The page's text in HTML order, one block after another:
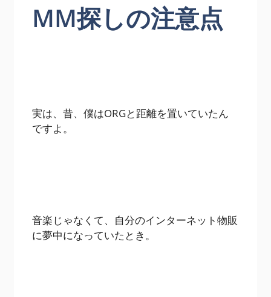
MM探しの注意点
実は、昔、僕はORGと距離を置いていたん
ですよ。
音楽じゃなくて、自分のインターネット物販
に夢中になっていたとき。